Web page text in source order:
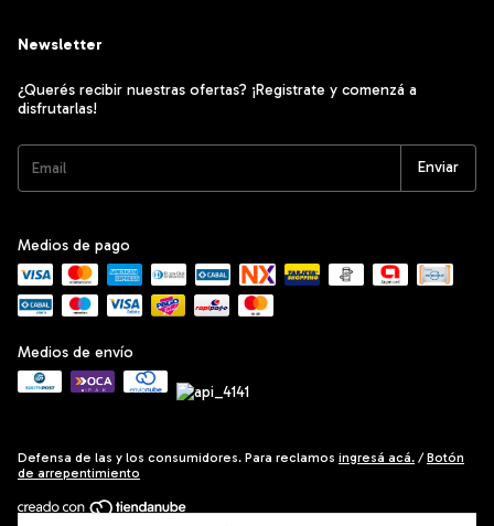
Newsletter
¿Querés recibir nuestras ofertas? ¡Registrate y comenzá a
disfrutarlas!
Medios de pago
Medios de envío
Defensa de las y los consumidores. Para reclamos ingresá acá. / Botón
de arrepentimiento